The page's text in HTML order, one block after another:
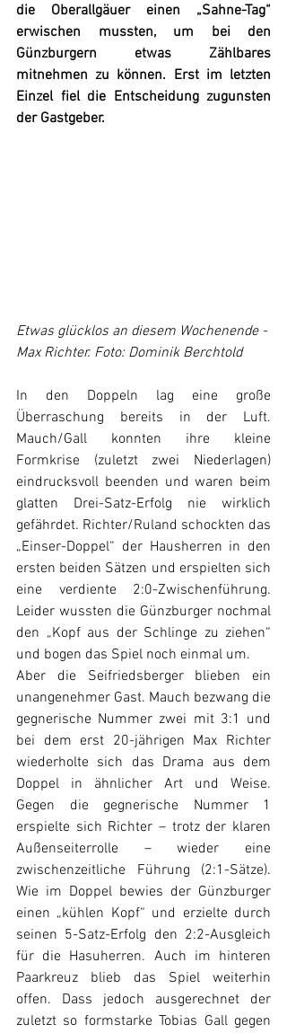
die Oberallgäuer einen „Sahne-Tag“
erwischen mussten, um bei den
Günzburgern etwas Zählbares
mitnehmen zu können. Erst im letzten
Einzel fiel die Entscheidung zugunsten
der Gastgeber.
Etwas glücklos an diesem Wochenende -
Max Richter. Foto: Dominik Berchtold
In den Doppeln lag eine große
Überraschung bereits in der Luft.
Mauch/Gall konnten ihre kleine
Formkrise (zuletzt zwei Niederlagen)
eindrucksvoll beenden und waren beim
glatten Drei-Satz-Erfolg nie wirklich
gefährdet. Richter/Ruland schockten das
„Einser-Doppel“ der Hausherren in den
ersten beiden Sätzen und erspielten sich
eine verdiente 2:0-Zwischenführung.
Leider wussten die Günzburger nochmal
den „Kopf aus der Schlinge zu ziehen“
und bogen das Spiel noch einmal um.
Aber die Seifriedsberger blieben ein
unangenehmer Gast. Mauch bezwang die
gegnerische Nummer zwei mit 3:1 und
bei dem erst 20-jährigen Max Richter
wiederholte sich das Drama aus dem
Doppel in ähnlicher Art und Weise.
Gegen die gegnerische Nummer 1
erspielte sich Richter – trotz der klaren
Außenseiterrolle – wieder eine
zwischenzeitliche Führung (2:1-Sätze).
Wie im Doppel bewies der Günzburger
einen „kühlen Kopf“ und erzielte durch
seinen 5-Satz-Erfolg den 2:2-Ausgleich
für die Hasuherren. Auch im hinteren
Paarkreuz blieb das Spiel weiterhin
offen. Dass jedoch ausgerechnet der
zuletzt so formstarke Tobias Gall gegen